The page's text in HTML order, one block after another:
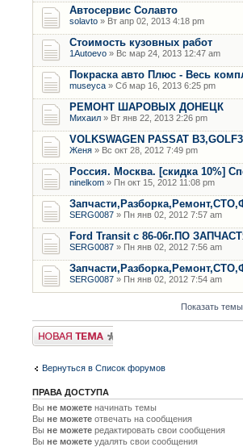
Автосервис Солавто
solavto » Вт апр 02, 2013 4:18 pm
Стоимость кузовных работ
1Autoevo » Вс мар 24, 2013 12:47 am
Покраска авто Плюс - Весь
museyca » Сб мар 16, 2013 6:25 pm
РЕМОНТ ШАРОВЫХ ДОНЕЦК
Михаил » Вт янв 22, 2013 2:26 pm
VOLKSWAGEN PASSAT
Женя » Вс окт 28, 2012 7:49 pm
Россия. Москва. [скидка 10%]
ninelkom » Пн окт 15, 2012 11:08 pm
SERG0087 » Пн янв 02, 2012 7:57 am
Ford Transit с 86-06г.ПО
SERG0087 » Пн янв 02, 2012 7:56 am
SERG0087 » Пн янв 02, 2012 7:54 am
Показать
Новая тема
Вернуться в Список форумов
ПРАВА ДОСТУПА
Вы не можете начинать темы
Вы не можете отвечать на сообщения
Вы не можете редактировать свои сообщения
Вы не можете удалять свои сообщения